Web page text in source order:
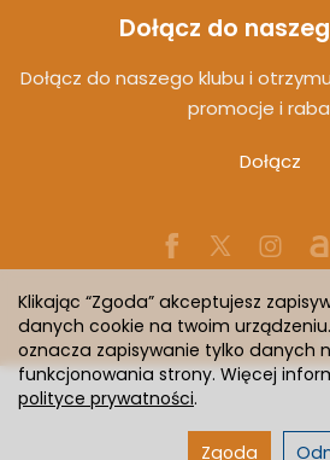
Dołącz do
Dołącz do naszego klubu i
promocje i
Dołącz
Klikając “Zgoda” akceptujesz
danych cookie na twoim
oznacza zapisywanie tylko danych
funkcjonowania strony. Więcej
polityce prywatności.
Zgoda